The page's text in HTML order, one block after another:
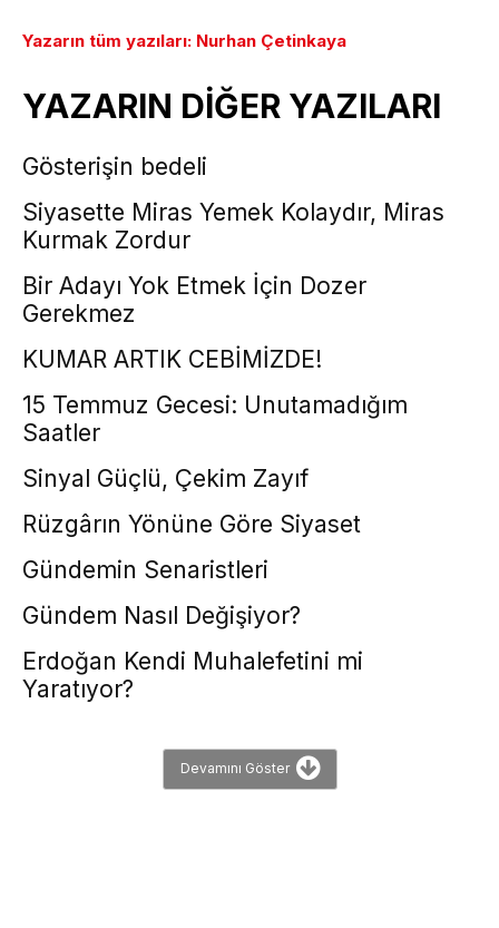
Yazarın tüm yazıları: Nurhan Çetinkaya
YAZARIN DİĞER YAZILARI
Gösterişin bedeli
Siyasette Miras Yemek Kolaydır, Miras
Kurmak Zordur
Bir Adayı Yok Etmek İçin Dozer
Gerekmez
KUMAR ARTIK CEBİMİZDE!
15 Temmuz Gecesi: Unutamadığım
Saatler
Sinyal Güçlü, Çekim Zayıf
Rüzgârın Yönüne Göre Siyaset
Gündemin Senaristleri
Gündem Nasıl Değişiyor?
Erdoğan Kendi Muhalefetini mi
Yaratıyor?
Devamını Göster